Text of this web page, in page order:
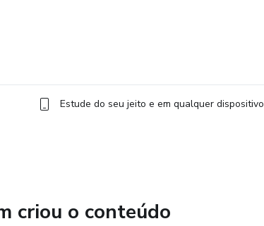
Estude do seu jeito e em qualquer dispositivo
criou o conteúdo